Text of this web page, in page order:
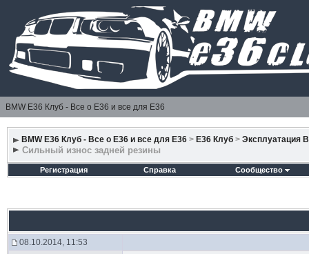
BMW E36 Клуб - Все о Е36 и все для Е36
BMW E36 Клуб - Все о Е36 и все для Е36 > E36 Клуб > Эксплуатация
Сильный износ задней резины
Регистрация Справка Сообщество
08.10.2014, 11:53